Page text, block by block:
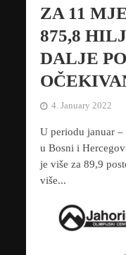
ZA 11
875,8
DALJE
4. January 2022
U periodu januar
u Bosni i
je više za 89,9
više...